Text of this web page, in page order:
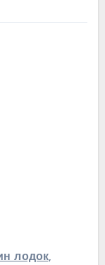
лодок,